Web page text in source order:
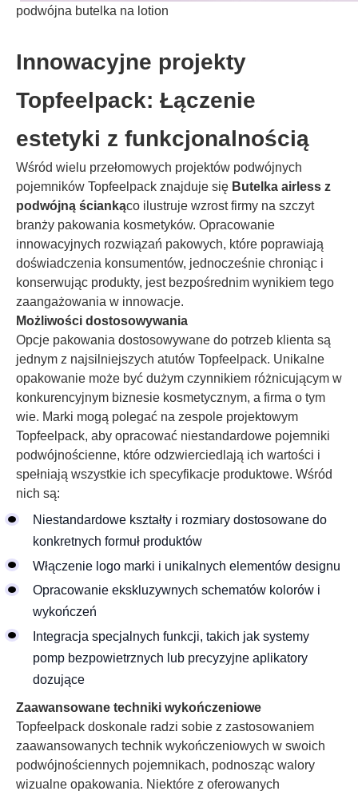
podwójna butelka na lotion
Innowacyjne projekty
Topfeelpack: Łączenie
estetyki z funkcjonalnością
Wśród wielu przełomowych projektów podwójnych
pojemników Topfeelpack znajduje się Butelka airless z
podwójną ściankąco ilustruje wzrost firmy na szczyt
branży pakowania kosmetyków. Opracowanie
innowacyjnych rozwiązań pakowych, które poprawiają
doświadczenia konsumentów, jednocześnie chroniąc i
konserwując produkty, jest bezpośrednim wynikiem tego
zaangażowania w innowacje.
Możliwości dostosowywania
Opcje pakowania dostosowywane do potrzeb klienta są
jednym z najsilniejszych atutów Topfeelpack. Unikalne
opakowanie może być dużym czynnikiem różnicującym w
konkurencyjnym biznesie kosmetycznym, a firma o tym
wie. Marki mogą polegać na zespole projektowym
Topfeelpack, aby opracować niestandardowe pojemniki
podwójnościenne, które odzwierciedlają ich wartości i
spełniają wszystkie ich specyfikacje produktowe. Wśród
nich są:
Niestandardowe kształty i rozmiary dostosowane do
konkretnych formuł produktów
Włączenie logo marki i unikalnych elementów designu
Opracowanie ekskluzywnych schematów kolorów i
wykończeń
Integracja specjalnych funkcji, takich jak systemy
pomp bezpowietrznych lub precyzyjne aplikatory
dozujące
Zaawansowane techniki wykończeniowe
Topfeelpack doskonale radzi sobie z zastosowaniem
zaawansowanych technik wykończeniowych w swoich
podwójnościennych pojemnikach, podnosząc walory
wizualne opakowania. Niektóre z oferowanych